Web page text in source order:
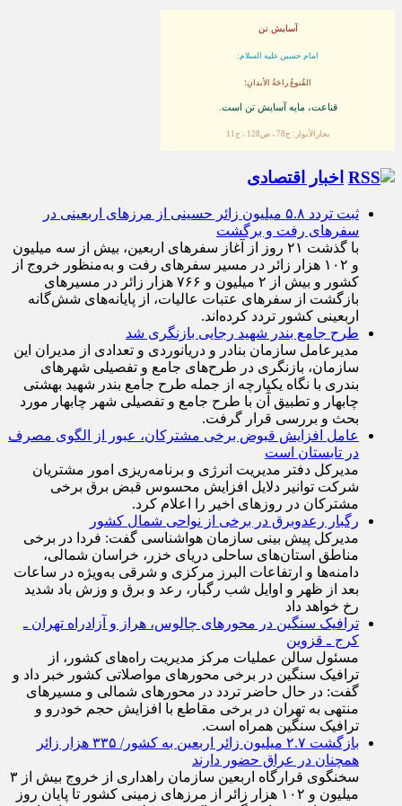
آسایش تن
امام حسین علیه السلام:
القُنوعُ راحَةُ الأبدانِ؛
قناعت، مايه آسايش تن است.
بحارالأنوار: ج78 ، ص128 ، ح11
اخبار اقتصادی
ثبت تردد ۵.۸ میلیون زائر حسینی از مرزهای اربعینی در
سفرهای رفت و برگشت
با گذشت ۲۱ روز از آغاز سفرهای اربعین، بیش از سه میلیون
و ۱۰۲ هزار زائر در مسیر سفرهای رفت و به‌منظور خروج از
کشور و بیش از ۲ میلیون و ۷۶۶ هزار زائر در مسیرهای
بازگشت از سفرهای عتبات عالیات، از پایانه‌های شش‌گانه
اربعینی کشور تردد کرده‌اند.
طرح جامع بندر شهید رجایی بازنگری شد
مدیرعامل سازمان بنادر و دریانوردی و تعدادی از مدیران این
سازمان، بازنگری در طرح‌های جامع و تفصیلی شهر‌های
بندری با نگاه یکپارچه از جمله طرح جامع بندر شهید بهشتی
چابهار و تطبیق آن با طرح جامع و تفصیلی شهر چابهار مورد
بحث و بررسی قرار گرفت.
عامل افزایش قبوض برخی مشترکان، عبور از الگوی مصرف
در تابستان است
مدیرکل دفتر مدیریت انرژی و برنامه‌ریزی امور مشتریان
شرکت توانیر دلایل افزایش محسوس قبض برق برخی
مشترکان در روزهای اخیر را اعلام کرد.
رگبار رعدوبرق در برخی از نواحی شمال کشور
مدیرکل پیش بینی سازمان هواشناسی گفت: فردا در برخی
مناطق استان‌های ساحلی دریای خزر، خراسان شمالی،
دامنه‌ها و ارتفاعات البرز مرکزی و شرقی به‌ویژه در ساعات
بعد از ظهر و اوایل شب رگبار، رعد و برق و وزش باد شدید
رخ خواهد داد
ترافیک سنگین در محورهای چالوس، هراز و آزادراه تهران ـ
کرج ـ قزوین
مسئول سالن عملیات مرکز مدیریت راه‌های کشور، از
ترافیک سنگین در برخی محورهای مواصلاتی کشور خبر داد و
گفت: در حال حاضر تردد در محورهای شمالی و مسیرهای
منتهی به تهران در برخی مقاطع با افزایش حجم خودرو و
ترافیک سنگین همراه است.
بازگشت ۲.۷ میلیون زائر اربعین به کشور/ ۳۳۵ هزار زائر
همچنان در عراق حضور دارند
سخنگوی قرارگاه اربعین سازمان راهداری از خروج بیش از ۳
میلیون و ۱۰۲ هزار زائر از مرز‌های زمینی کشور تا پایان روز